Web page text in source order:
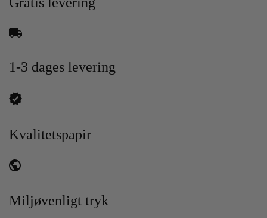
1-3 dages levering
Kvalitetspapir
Miljøvenligt tryk